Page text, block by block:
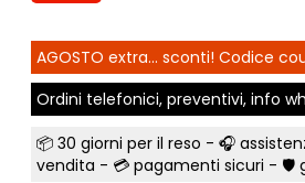
AGOSTO extra... sconti! Codice
Ordini telefonici, preventivi, info
📦 30 giorni per il reso - 🎧
vendita - 💳 pagamenti sicuri - 🛡️